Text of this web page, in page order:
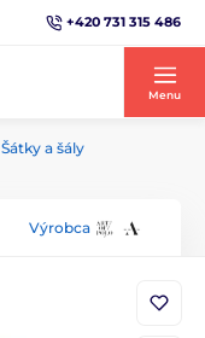
+420 731 315 486
Menu
Šátky a šály
Výrobca